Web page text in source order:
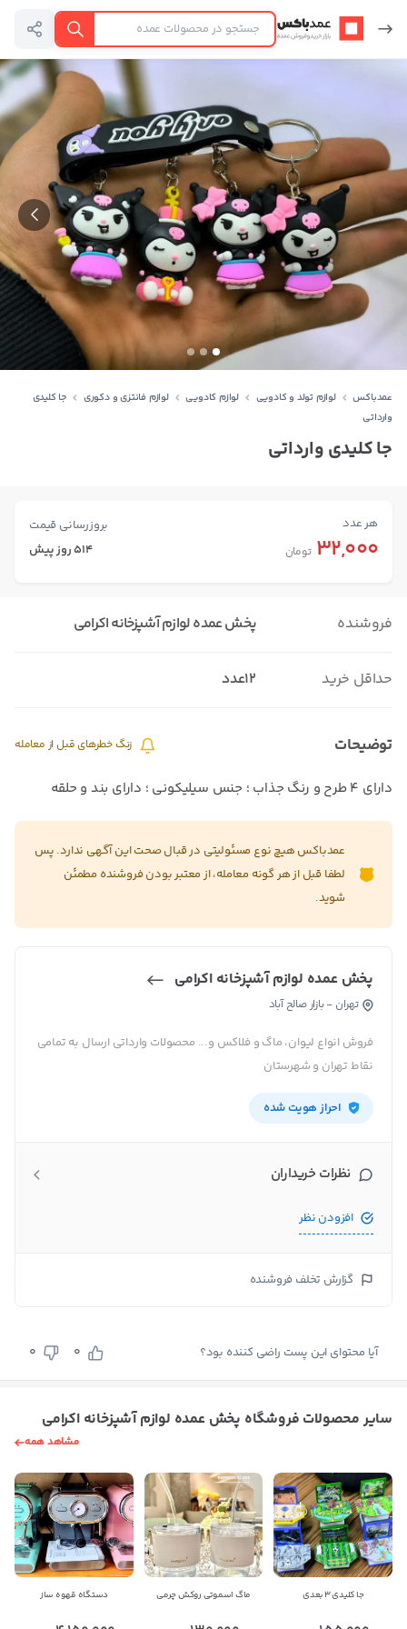
عمدباکس — بازگشت به صفحه اصلی
جستجو
عمدباکس لوازم تولد و کادویی لوازم کادویی لوازم فانتزی و دکوری
جا کلیدی
وارداتی
جا کلیدی وارداتی
هر عدد بروزرسانی قیمت
32,000 تومان 514 روز پیش
فروشنده پخش عمده لوازم آشپزخانه اکرامی
حداقل خرید 12عدد
توضیحات زنگ خطرهای قبل از معامله
دارای 4 طرح و رنگ جذاب ؛ جنس سیلیکونی ؛ دارای بند و حلقه
عمدباکس هیچ نوع مسئولیتی در قبال صحت این آگهی ندارد. پس
لطفا قبل از هر گونه معامله، از معتبر بودن فروشنده مطمئن
شوید.
پخش عمده لوازم آشپزخانه اکرامی
تهران - بازار صالح آباد
فروش انواع لیوان، ماگ و فلاکس و... محصولات وارداتی ارسال به تمامی
نقاط تهران و شهرستان
احراز هویت شده
نظرات خریداران
افزودن نظر
گزارش تخلف فروشنده
آیا محتوای این پست راضی کننده بود؟ 0
0
سایر محصولات فروشگاه پخش عمده لوازم آشپزخانه اکرامی
مشاهد همه
جا کلیدی ۳ بعدی ماگ اسموتی روکش چرمی دستگاه قهوه ساز